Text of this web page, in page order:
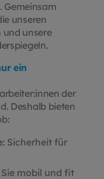
Gemeinsam
unseren
unsere
ein
der
Deshalb bieten
Sicherheit für
mobil und fit